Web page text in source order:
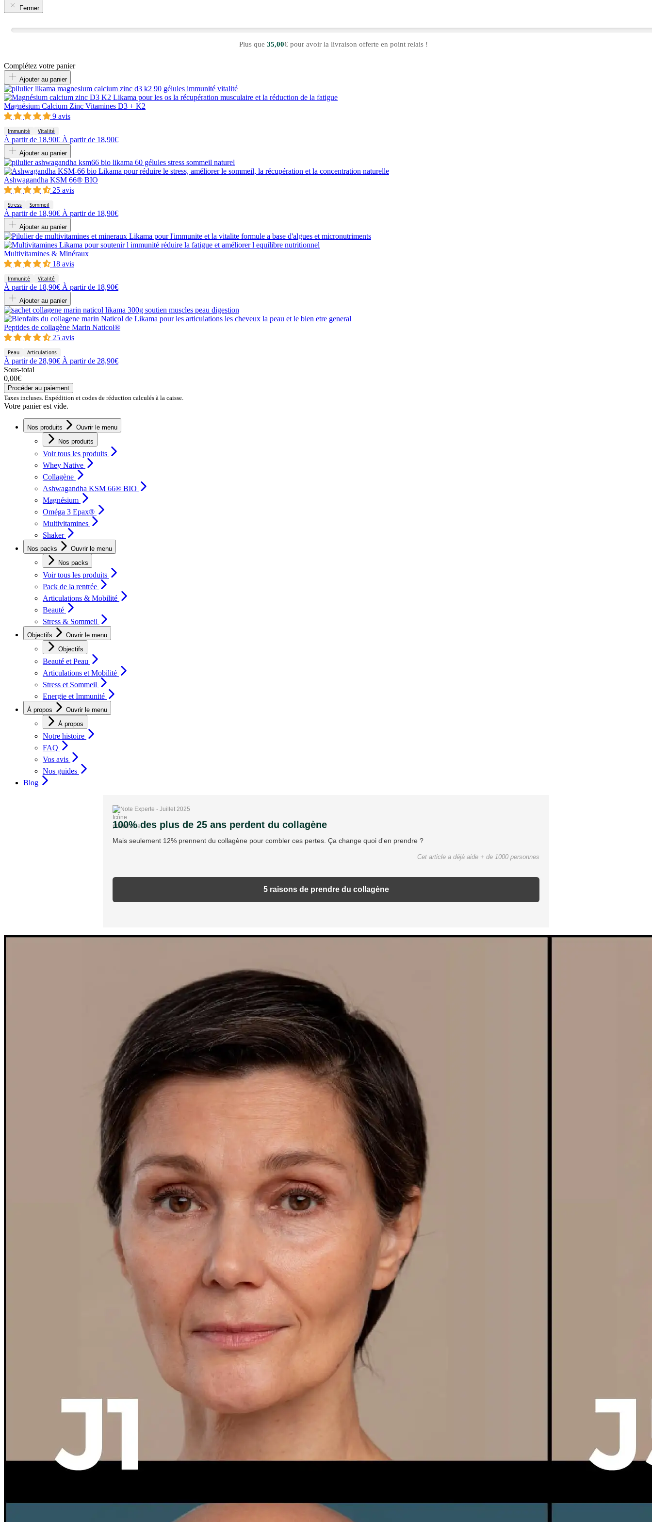
Fermer
Plus que 35,00€ pour avoir la livraison offerte en point relais !
Complétez votre panier
Ajouter au panier
Magnésium Calcium Zinc Vitamines D3 + K2
9 avis
Immunité Vitalité
À partir de 18,90€ À partir de 18,90€
Ajouter au panier
Ashwagandha KSM 66® BIO
25 avis
Stress Sommeil
À partir de 18,90€ À partir de 18,90€
Ajouter au panier
Multivitamines & Minéraux
18 avis
Immunité Vitalité
À partir de 18,90€ À partir de 18,90€
Ajouter au panier
Peptides de collagène Marin Naticol®
25 avis
Peau Articulations
À partir de 28,90€ À partir de 28,90€
Sous-total
0,00€
Procéder au paiement
Taxes incluses. Expédition et codes de réduction calculés à la caisse.
Votre panier est vide.
Nos produits
Ouvrir le menu
Nos produits
Voir tous les produits
Whey Native
Collagène
Ashwagandha KSM 66® BIO
Magnésium
Oméga 3 Epax®
Multivitamines
Shaker
Nos packs
Ouvrir le menu
Nos packs
Voir tous les produits
Pack de la rentrée
Articulations & Mobilité
Beauté
Stress & Sommeil
Objectifs
Ouvrir le menu
Objectifs
Beauté et Peau
Articulations et Mobilité
Stress et Sommeil
Energie et Immunité
À propos
Ouvrir le menu
À propos
Notre histoire
FAQ
Vos avis
Nos guides
Blog
Note Experte - Juillet 2025
100% des plus de 25 ans perdent du collagène
Mais seulement 12% prennent du collagène pour combler ces pertes. Ça change quoi d'en prendre ?
Cet article a déjà aide + de 1000 personnes
5 raisons de prendre du collagène